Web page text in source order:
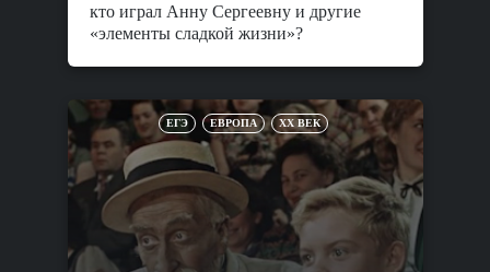
кто играл Анну Сергеевну и другие
«элементы сладкой жизни»?
ЕГЭ ЕВРОПА XX ВЕК